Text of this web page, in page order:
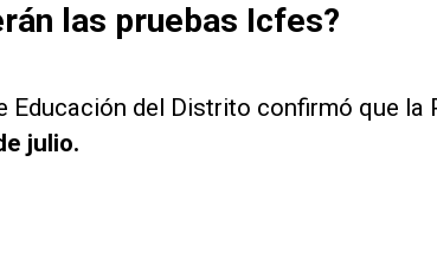
las pruebas Icfes?
Educación del Distrito confirmó que la
julio.